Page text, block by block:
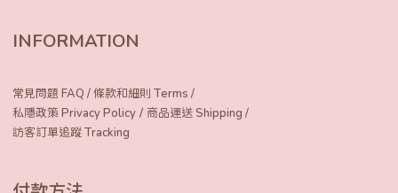
INFORMATION
常見問題 FAQ /條款和細則 Terms /
私隱政策 Privacy Policy / 商品運送 Shipping /
訪客訂單追蹤 Tracking